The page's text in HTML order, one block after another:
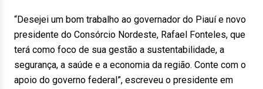
“Desejei um bom trabalho ao governador do Piauí e novo
presidente do Consórcio Nordeste, Rafael Fonteles, que
terá como foco de sua gestão a sustentabilidade, a
segurança, a saúde e a economia da região. Conte com o
apoio do governo federal”, escreveu o presidente em